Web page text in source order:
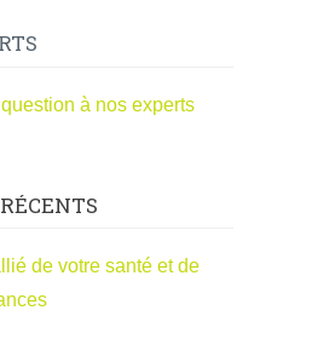
à nos experts
de votre santé et de